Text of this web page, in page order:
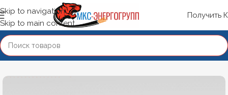
Skip to navigation
Skip to main content
Получить